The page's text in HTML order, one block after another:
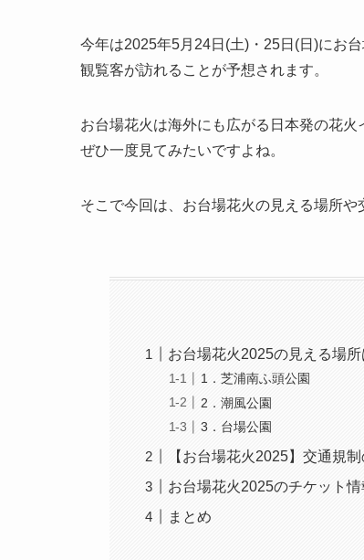
今年は2025年5月24日(土)・25日(日)にお
観覧客が訪れることが予想されます。
お台場花火は海外にも広がる日本発の花
ぜひ一度見てみたいですよね。
そこで今回は、お台場花火の見える場所や
お台場花火2025の見える場所
1．芝浦南ふ頭公園
2．潮風公園
3．台場公園
【お台場花火2025】交通規
お台場花火2025のチケット情
まとめ